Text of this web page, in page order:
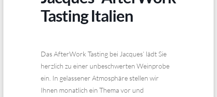
Tasting Italien
Das AfterWork Tasting bei Jacques’ lädt Sie
herzlich zu einer unbeschwerten Weinprobe
ein. In gelassener Atmosphäre stellen wir
Ihnen monatlich ein Thema vor und